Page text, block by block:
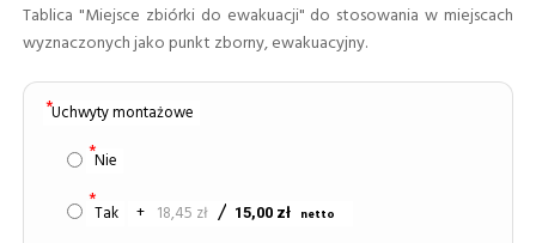
Tablica "Miejsce zbiórki do ewakuacji" do stosowania w miejscach
wyznaczonych jako punkt zborny, ewakuacyjny.
Uchwyty montażowe
Nie
Tak + 18,45 zł 15,00 zł